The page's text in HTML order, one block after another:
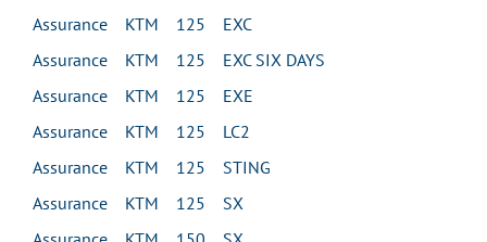
Assurance KTM 125 EXC
Assurance KTM 125 EXC SIX DAYS
Assurance KTM 125 EXE
Assurance KTM 125 LC2
Assurance KTM 125 STING
Assurance KTM 125 SX